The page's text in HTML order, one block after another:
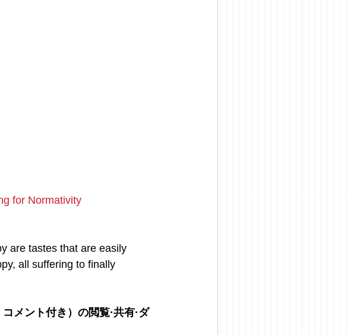
for Normativity
are tastes that are easily
all suffering to finally
メント付き）の閲覧·共有·ダ